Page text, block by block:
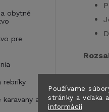
Používame
stránky a vďaka
informácií
obytné
pre
rebríky
a